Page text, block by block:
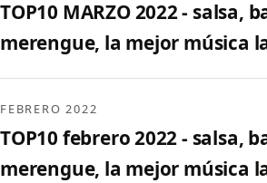
TOP10 MARZO 2022 - salsa,
merengue, la mejor música
FEBRERO 2022
TOP10 febrero 2022 - salsa,
merengue, la mejor música